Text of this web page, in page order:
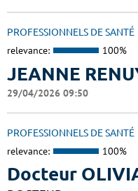
PROFESSIONNELS DE SANTÉ
relevance: 100%
JEANNE
29/04/2026 09:50
PROFESSIONNELS DE SANTÉ
relevance: 100%
Docteur